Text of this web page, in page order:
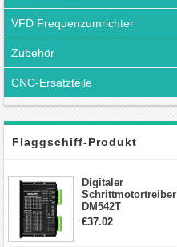
VFD Frequenzumrichter
Zubehör
CNC-Ersatzteile
Flaggschiff-Produkt
Digitaler
Schrittmotortreiber
DM542T
Schrittmotor
€37.02